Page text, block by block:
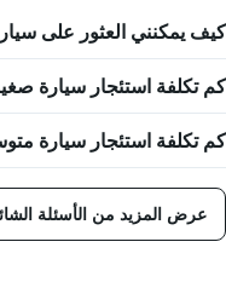
كيف يمكنني العثور على
كم تكلفة استئجار سيارة
كم تكلفة استئجار سيارة
عرض المزيد من الأسئلة